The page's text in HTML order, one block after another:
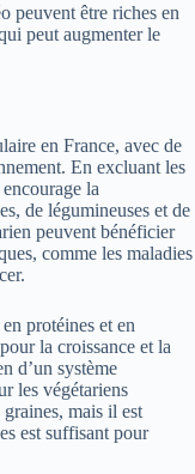
peuvent être riches en
peut augmenter le
en France, avec de
En excluant les
la
de légumineuses et de
peuvent bénéficier
comme les maladies
protéines et en
la croissance et la
d’un système
les végétariens
mais il est
est suffisant pour